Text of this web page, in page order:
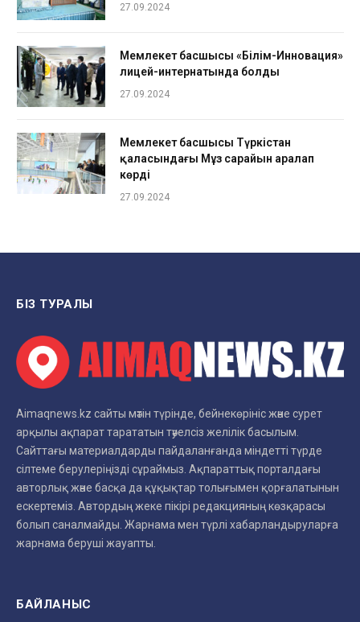
27.09.2024
Мемлекет басшысы «Білім-Инновация»
лицей-интернатында болды
27.09.2024
Мемлекет басшысы Түркістан
қаласындағы Мұз сарайын аралап
көрді
27.09.2024
БІЗ ТУРАЛЫ
Aimaqnews.kz сайты мәтін түрінде, бейнекөрініс және сурет
арқылы ақпарат тарататын тәуелсіз желілік басылым.
Сайттағы материалдарды пайдаланғанда міндетті түрде
сілтеме берулеріңізді сұраймыз. Ақпараттық порталдағы
авторлық және басқа да құқықтар толығымен қорғалатынын
ескертеміз. Автордың жеке пікірі редакцияның көзқарасы
болып саналмайды. Жарнама мен түрлі хабарландыруларға
жарнама беруші жауапты.
БАЙЛАНЫС